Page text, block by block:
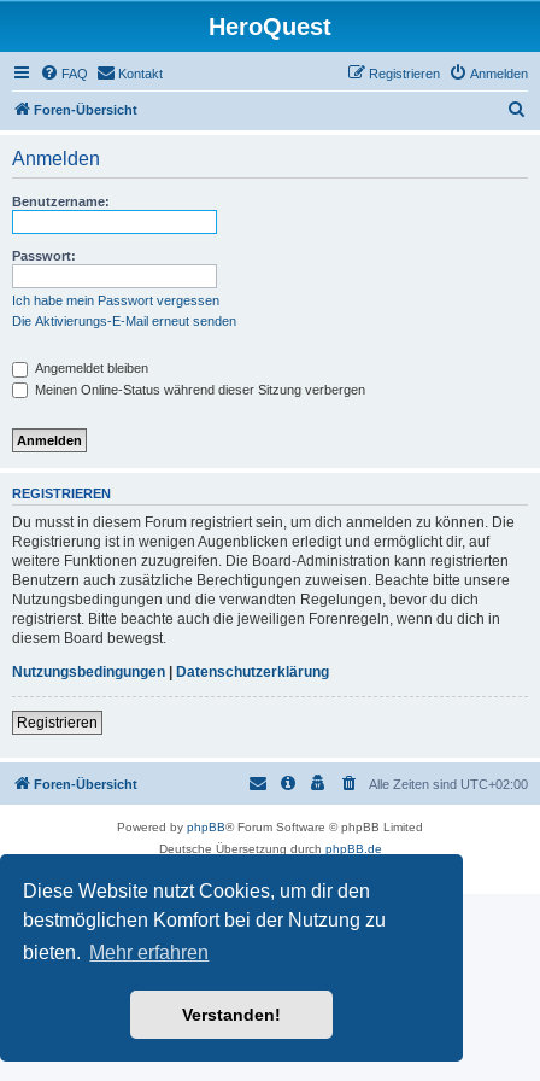
Diese Website nutzt Cookies, um dir den
bestmöglichen Komfort bei der Nutzung zu
bieten. Mehr erfahren
Verstanden!
HeroQuest
FAQ Kontakt Anmelden
Registrieren
Foren-Übersicht
Anmelden
Benutzername:
Passwort:
Ich habe mein Passwort vergessen
Die Aktivierungs-E-Mail erneut senden
Angemeldet bleiben
Meinen Online-Status während dieser Sitzung verbergen
REGISTRIEREN
Du musst in diesem Forum registriert sein, um dich anmelden zu können. Die
Registrierung ist in wenigen Augenblicken erledigt und ermöglicht dir, auf
weitere Funktionen zuzugreifen. Die Board-Administration kann registrierten
Benutzern auch zusätzliche Berechtigungen zuweisen. Beachte bitte unsere
Nutzungsbedingungen und die verwandten Regelungen, bevor du dich
registrierst. Bitte beachte auch die jeweiligen Forenregeln, wenn du dich in
diesem Board bewegst.
Nutzungsbedingungen | Datenschutzerklärung
Registrieren
Foren-Übersicht Alle Zeiten sind UTC+02:00
Powered by phpBB® Forum Software © phpBB Limited
Deutsche Übersetzung durch phpBB.de